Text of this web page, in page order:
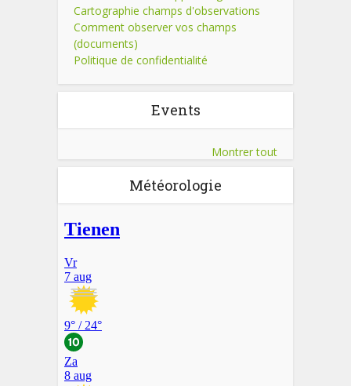
Cartographie champs d'observations
Comment observer vos champs
(documents)
Politique de confidentialité
Events
Montrer tout
Météorologie